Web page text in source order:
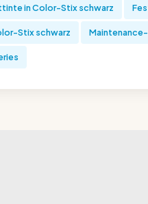
in Color-Stix schwarz
Stix schwarz